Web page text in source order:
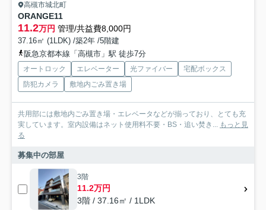
高槻市城北町
ORANGE11
11.2万円 管理/共益費8,000円
37.16㎡ (1LDK) /築2年 /5階建
阪急京都本線「高槻市」駅 徒歩7分
オートロック エレベーター 光ファイバー
宅配ボックス
防犯カメラ
敷地内ごみ置き場
共用部には敷地内ごみ置き場・エレベータなどが揃っており、とても充
実しています。室内設備はネット使用料不要・BS・追い焚き... もっと見
る
募集中の部屋
3階
11.2万円
3階 / 37.16㎡ / 1LDK